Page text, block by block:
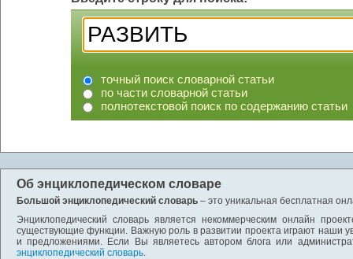
точный поиск словарной статьи
по части словарной статьи
полнотекстовой поиск по содержанию статьи
Об энциклопедическом словаре
Большой энциклопедический словарь – это уникальная бесплатная
Энциклопедический словарь является некоммерческим онлайн
существующие функции. Важную роль в развитии проекта играют наши
и предложениями. Если Вы являетесь автором блога или
энциклопедический словарь.